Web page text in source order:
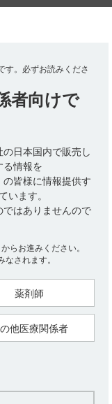
Drug Information
物相互作用（併
教えて下さい。
ついて教えて下さ
。 必ずお読みくださ
者向けで
日本国内で販売し
る情報を
皆様に情報提供す
います。
はありませんので
らお進みください。
されます。
薬剤師
他医療関係者